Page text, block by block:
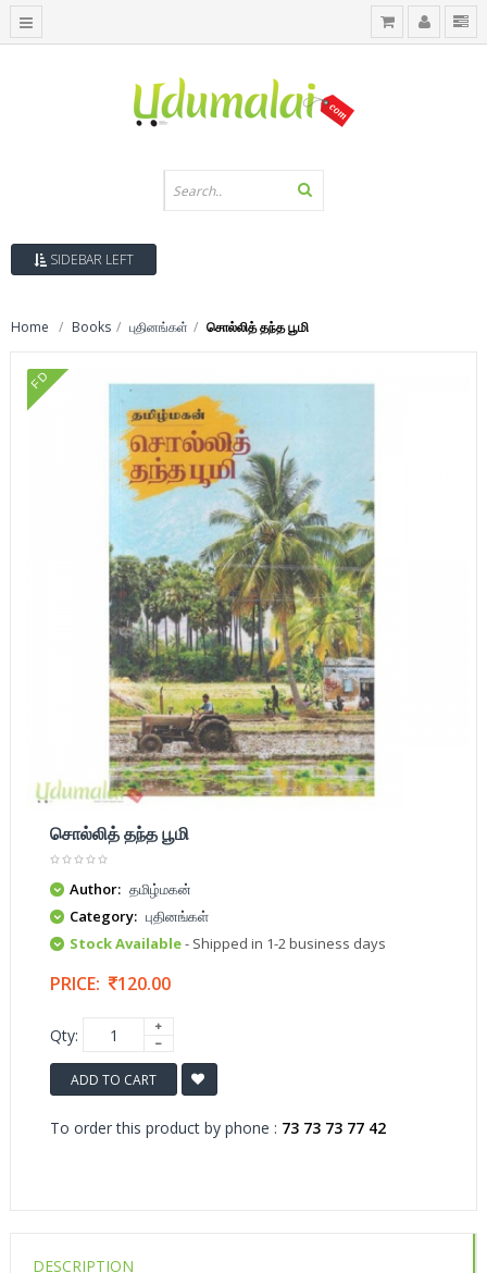
SIDEBAR LEFT
Home Books புதினங்கள் சொல்லித் தந்த பூமி
FD
சொல்லித் தந்த பூமி
Author: தமிழ்மகன்
Category: புதினங்கள்
Stock Available- Shipped in 1-2 business days
PRICE: 120.00
Qty:
ADD TO CART
To order this product by phone : 73 73 73 77 42
DESCRIPTION